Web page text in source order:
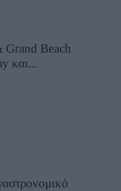
Grand Beach
και...